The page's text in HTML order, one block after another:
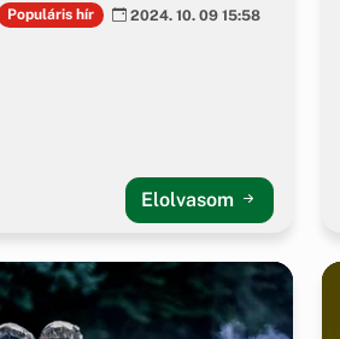
Populáris hír 2024. 10. 09 15:58
Elolvasom